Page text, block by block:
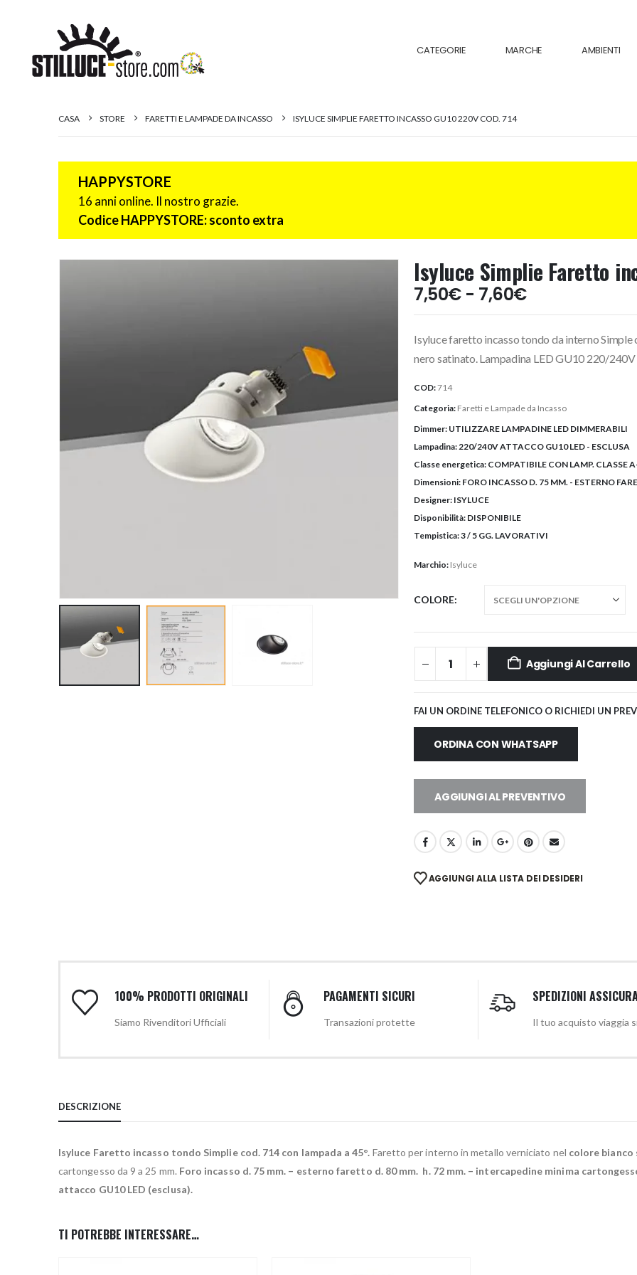
CATEGORIE MARCHE AMBIENTI
CASA STORE FARETTI E LAMPADE DA INCASSO ISYLUCE SIMPLIE FARETTO INCASSO GU10 220V COD. 714
HAPPYSTORE
16 anni online. Il nostro grazie.
Codice HAPPYSTORE: sconto extra
Isyluce Simplie Faretto
7,50€ - 7,60€Fascia
di
da
7,50€
Isyluce faretto incasso tondo da interno
nero satinato. Lampadina LED GU10 220/
COD:714
Categoria: Faretti e Lampade da Incasso
Dimmer: UTILIZZARE LAMPADINE LED DIMMERABILI
Lampadina: 220/240V ATTACCO GU10 LED - ESCLUSA
Classe energetica: COMPATIBILE CON LAMP. CLASSE
Dimensioni: FORO INCASSO D. 75 MM. - ESTERNO
Designer: ISYLUCE
Disponibilità: DISPONIBILE
Tempistica:3 / 5 GG. LAVORATIVI
Marchio: Isyluce
COLORE
Aggiungi Al Carrello
FAI UN ORDINE TELEFONICO O RICHIEDI UN
ORDINA CON WHATSAPP
AGGIUNGI AL PREVENTIVO
AGGIUNGI ALLA LISTA DEI DESIDERI
100% PRODOTTI ORIGINALI
Siamo Rivenditori Ufficiali
PAGAMENTI SICURI
Transazioni protette
SPEDIZIONI
Il tuo acquisto viaggia
DESCRIZIONE
Isyluce Faretto incasso tondo Simplie cod. 714 con lampada a 45°. Faretto per interno in metallo verniciato nel colore
cartongesso da 9 a 25 mm. Foro incasso d. 75 mm. – esterno faretto d. 80 mm. h. 72 mm. – intercapedine minima
attacco GU10 LED (esclusa).
TI POTREBBE INTERESSARE…